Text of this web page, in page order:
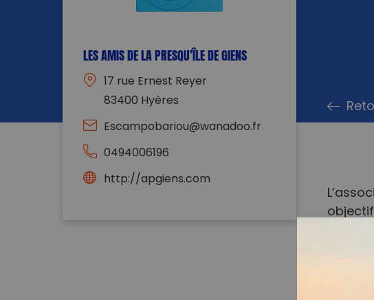
LES AMIS DE LA PRESQU’ÎLE DE GIENS
17 rue Ernest Reyer
83400 Hyères
Escampobariou@wanadoo.fr
0494006196
http://apgiens.com